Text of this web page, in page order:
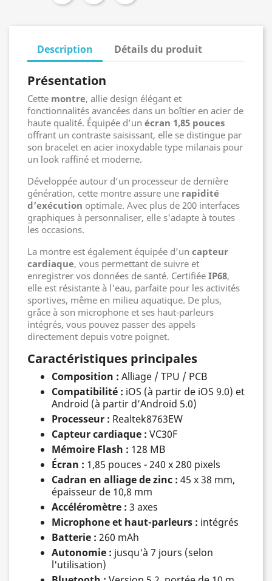
Description Détails du produit
Présentation
Cette montre, allie design élégant et
fonctionnalités avancées dans un boîtier en acier de
haute qualité. Équipée d’un écran 1,85 pouces
offrant un contraste saisissant, elle se distingue par
son bracelet en acier inoxydable type milanais pour
un look raffiné et moderne.
Développée autour d’un processeur de dernière
génération, cette montre assure une rapidité
d’exécution optimale. Avec plus de 200 interfaces
graphiques à personnaliser, elle s'adapte à toutes
les occasions.
La montre est également équipée d’un capteur
cardiaque, vous permettant de suivre et
enregistrer vos données de santé. Certifiée IP68,
elle est résistante à l'eau, parfaite pour les activités
sportives, même en milieu aquatique. De plus,
grâce à son microphone et ses haut-parleurs
intégrés, vous pouvez passer des appels
directement depuis votre poignet.
Caractéristiques principales
Composition : Alliage / TPU / PCB
Compatibilité : iOS (à partir de iOS 9.0) et
Android (à partir d’Android 5.0)
Processeur : Realtek8763EW
Capteur cardiaque : VC30F
Mémoire Flash : 128 MB
Écran : 1,85 pouces - 240 x 280 pixels
Cadran en alliage de zinc : 45 x 38 mm,
épaisseur de 10,8 mm
Accéléromètre : 3 axes
Microphone et haut-parleurs : intégrés
Batterie : 260 mAh
Autonomie : jusqu'à 7 jours (selon
l'utilisation)